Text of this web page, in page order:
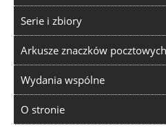
Serie i zbiory
Arkusze znaczków pocztowych
Wydania wspólne
O stronie